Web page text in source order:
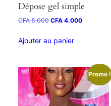
Dépose gel simple
CFA5.000 CFA4.000
Ajouter au panier
Promo !